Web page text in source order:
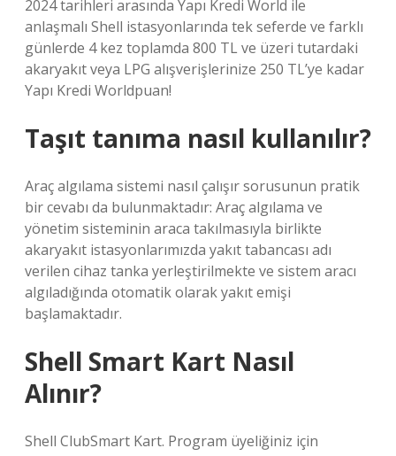
2024 tarihleri ​​arasında Yapı Kredi World ile
anlaşmalı Shell istasyonlarında tek seferde ve farklı
günlerde 4 kez toplamda 800 TL ve üzeri tutardaki
akaryakıt veya LPG alışverişlerinize 250 TL’ye kadar
Yapı Kredi Worldpuan!
Taşıt tanıma nasıl kullanılır?
Araç algılama sistemi nasıl çalışır sorusunun pratik
bir cevabı da bulunmaktadır: Araç algılama ve
yönetim sisteminin araca takılmasıyla birlikte
akaryakıt istasyonlarımızda yakıt tabancası adı
verilen cihaz tanka yerleştirilmekte ve sistem aracı
algıladığında otomatik olarak yakıt emişi
başlamaktadır.
Shell Smart Kart Nasıl
Alınır?
Shell ClubSmart Kart. Program üyeliğiniz için